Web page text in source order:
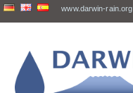
www.darwin-rain.org